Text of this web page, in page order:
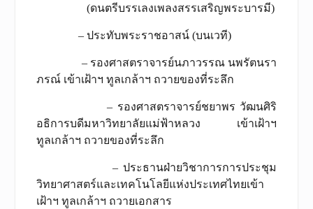
(ดนตรีบรรเลงเพลงสรรเสริญพระบารมี)
– ประทับพระราชอาสน์ (บนเวที)
– รองศาสตราจารย์นภาวรรณ นพรัตนรา
ภรณ์ เข้าเฝ้าฯ ทูลเกล้าฯ ถวายของที่ระลึก
– รองศาสตราจารย์ชยาพร วัฒนศิริ
อธิการบดีมหาวิทยาลัยแม่ฟ้าหลวง เข้าเฝ้าฯ
ทูลเกล้าฯ ถวายของที่ระลึก
– ประธานฝ่ายวิชาการการประชุม
วิทยาศาสตร์และเทคโนโลยีแห่งประเทศไทยเข้า
เฝ้าฯ ทูลเกล้าฯ ถวายเอกสาร